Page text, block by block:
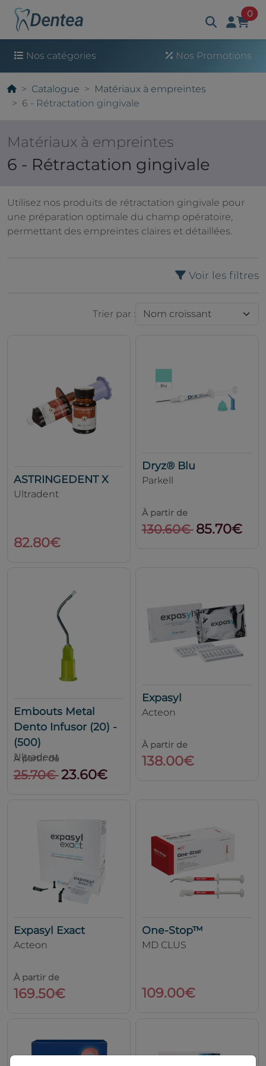
0
Nos catégories Nos Promotions
Catalogue
Matériaux à empreintes
6 - Rétractation gingivale
Matériaux à empreintes
6 - Rétractation gingivale
Utilisez nos produits de rétractation gingivale pour
une préparation optimale du champ opératoire,
permettant des empreintes claires et détaillées.
Voir les filtres
Trier par :
ASTRINGEDENT X
Ultradent
82.80€
Dryz® Blu
Parkell
À partir de
130.60€ 85.70€
Embouts Metal
Dento Infusor (20) -
(500)
Ultradent
À partir de
25.70€23.60€
Expasyl
Acteon
À partir de
138.00€
Expasyl Exact
Acteon
À partir de
169.50€
One-Stop™
MD CLUS
109.00€